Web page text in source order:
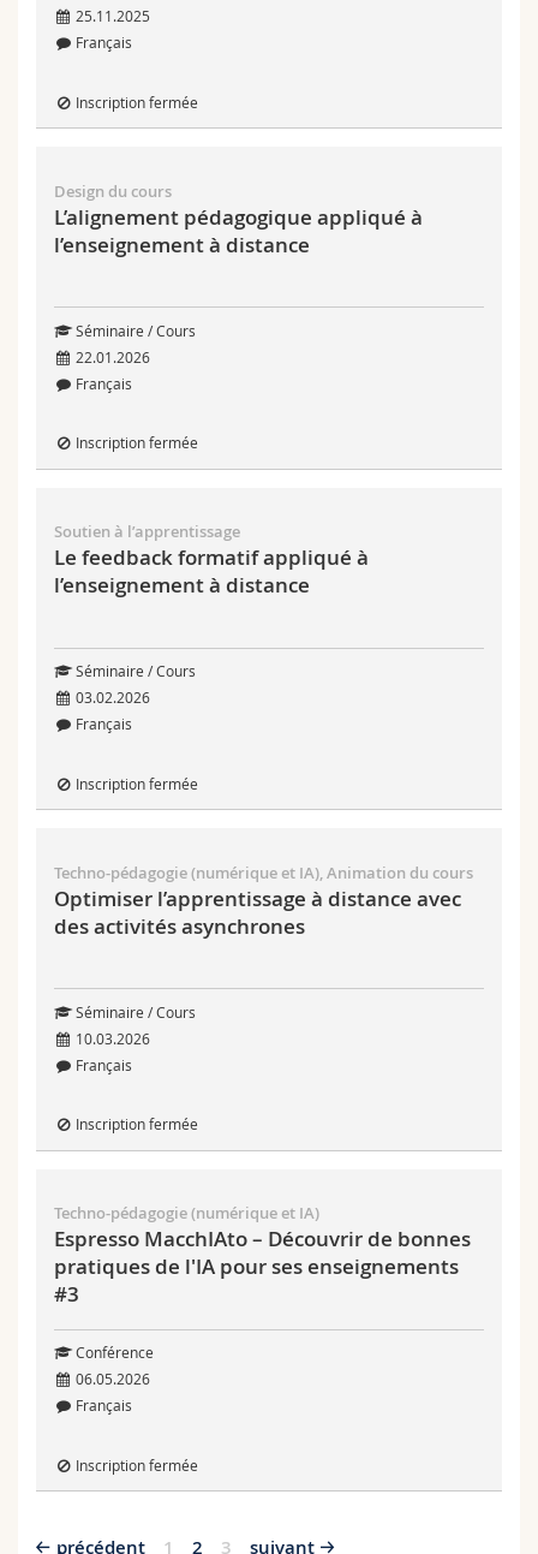
25.11.2025
Français
Inscription fermée
Design du cours
L’alignement pédagogique appliqué à
l’enseignement à distance
Séminaire / Cours
22.01.2026
Français
Inscription fermée
Soutien à l’apprentissage
Le feedback formatif appliqué à
l’enseignement à distance
Séminaire / Cours
03.02.2026
Français
Inscription fermée
Techno-pédagogie (numérique et IA), Animation du cours
Optimiser l’apprentissage à distance avec
des activités asynchrones
Séminaire / Cours
10.03.2026
Français
Inscription fermée
Techno-pédagogie (numérique et IA)
Espresso MacchIAto – Découvrir de bonnes
pratiques de l'IA pour ses enseignements
#3
Conférence
06.05.2026
Français
Inscription fermée
précédent 1 2 3 suivant